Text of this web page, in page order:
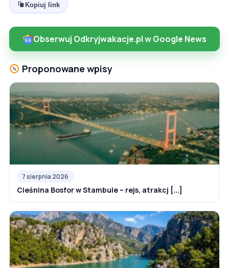
Kopiuj link
Obserwuj Odkryjwakacje.pl w Google News
Proponowane wpisy
7 sierpnia 2026
Cieśnina Bosfor w Stambule – rejs, atrakcj [...]